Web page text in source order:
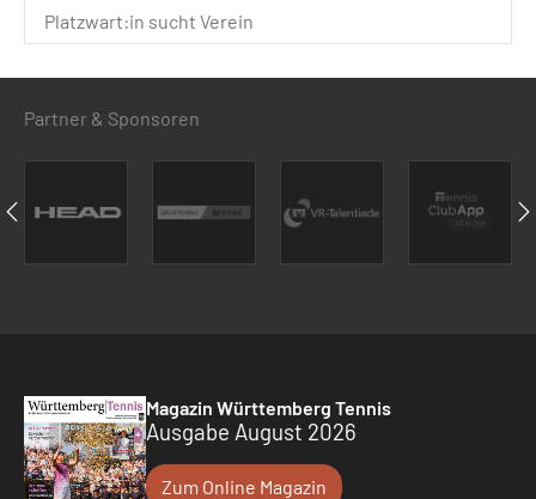
Platzwart:in sucht Verein
Partner & Sponsoren
Magazin Württemberg Tennis
Ausgabe August 2026
Zum Online Magazin